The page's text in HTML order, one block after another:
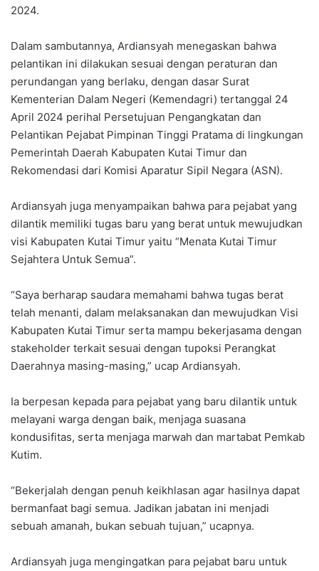
2024.
Dalam sambutannya, Ardiansyah menegaskan bahwa
pelantikan ini dilakukan sesuai dengan peraturan dan
perundangan yang berlaku, dengan dasar Surat
Kementerian Dalam Negeri (Kemendagri) tertanggal 24
April 2024 perihal Persetujuan Pengangkatan dan
Pelantikan Pejabat Pimpinan Tinggi Pratama di lingkungan
Pemerintah Daerah Kabupaten Kutai Timur dan
Rekomendasi dari Komisi Aparatur Sipil Negara (ASN).
Ardiansyah juga menyampaikan bahwa para pejabat yang
dilantik memiliki tugas baru yang berat untuk mewujudkan
visi Kabupaten Kutai Timur yaitu “Menata Kutai Timur
Sejahtera Untuk Semua”.
“Saya berharap saudara memahami bahwa tugas berat
telah menanti, dalam melaksanakan dan mewujudkan Visi
Kabupaten Kutai Timur serta mampu bekerjasama dengan
stakeholder terkait sesuai dengan tupoksi Perangkat
Daerahnya masing-masing,” ucap Ardiansyah.
Ia berpesan kepada para pejabat yang baru dilantik untuk
melayani warga dengan baik, menjaga suasana
kondusifitas, serta menjaga marwah dan martabat Pemkab
Kutim.
“Bekerjalah dengan penuh keikhlasan agar hasilnya dapat
bermanfaat bagi semua. Jadikan jabatan ini menjadi
sebuah amanah, bukan sebuah tujuan,” ucapnya.
Ardiansyah juga mengingatkan para pejabat baru untuk